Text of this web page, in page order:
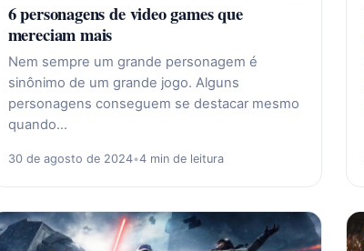
6 personagens de video games que
mereciam mais
Nem sempre um grande personagem é
sinônimo de um grande jogo. Alguns
personagens conseguem se destacar mesmo
quando…
30 de agosto de 2024•4 min de leitura